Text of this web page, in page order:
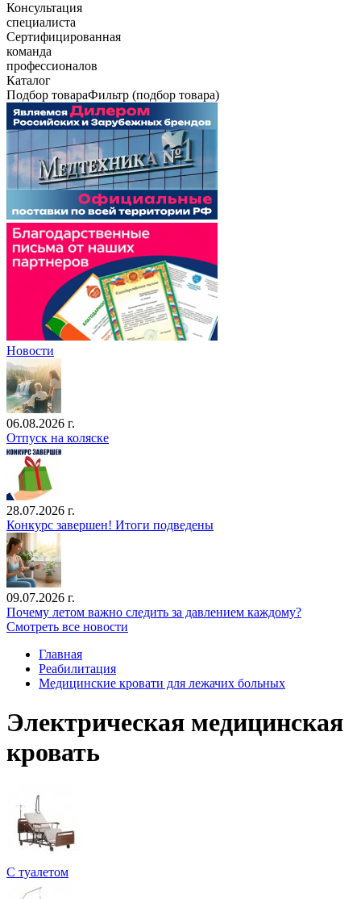
Консультация
специалиста
Сертифицированная
команда
профессионалов
Каталог
Подбор товараФильтр (подбор товара)
Новости
06.08.2026 г.
Отпуск на коляске
28.07.2026 г.
Конкурс завершен! Итоги подведены
09.07.2026 г.
Почему летом важно следить за давлением каждому?
Смотреть все новости
Главная
Реабилитация
Медицинские кровати для лежачих больных
Электрическая медицинская
кровать
С туалетом